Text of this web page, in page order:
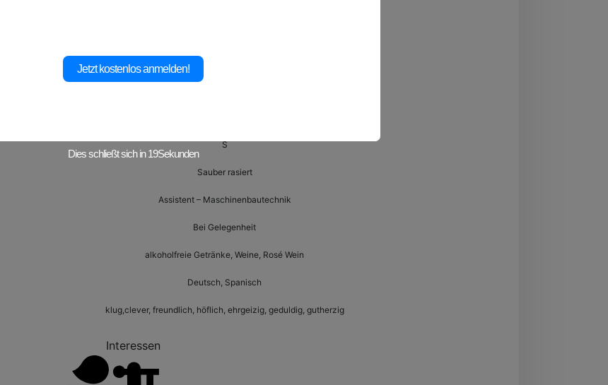
S
Sauber rasiert
Assistent – Maschinenbautechnik
Bei Gelegenheit
alkoholfreie Getränke, Weine, Rosé Wein
Deutsch, Spanisch
klug,clever, freundlich, höflich, ehrgeizig, geduldig, gutherzig
Interessen
Jetzt kostenlos anmelden!
Dies schließt sich in17Sekunden